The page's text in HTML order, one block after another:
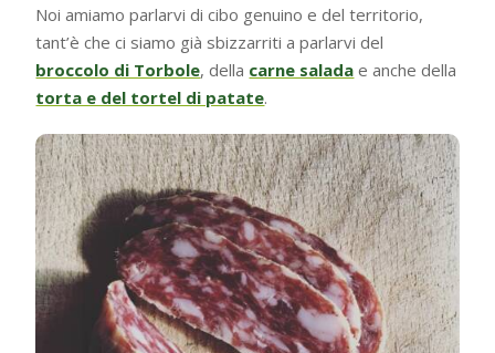
Noi amiamo parlarvi di cibo genuino e del territorio,
tant’è che ci siamo già sbizzarriti a parlarvi del
broccolo di Torbole, della carne salada e anche della
torta e del tortel di patate.